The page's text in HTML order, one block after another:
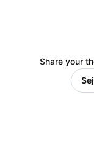
Share your